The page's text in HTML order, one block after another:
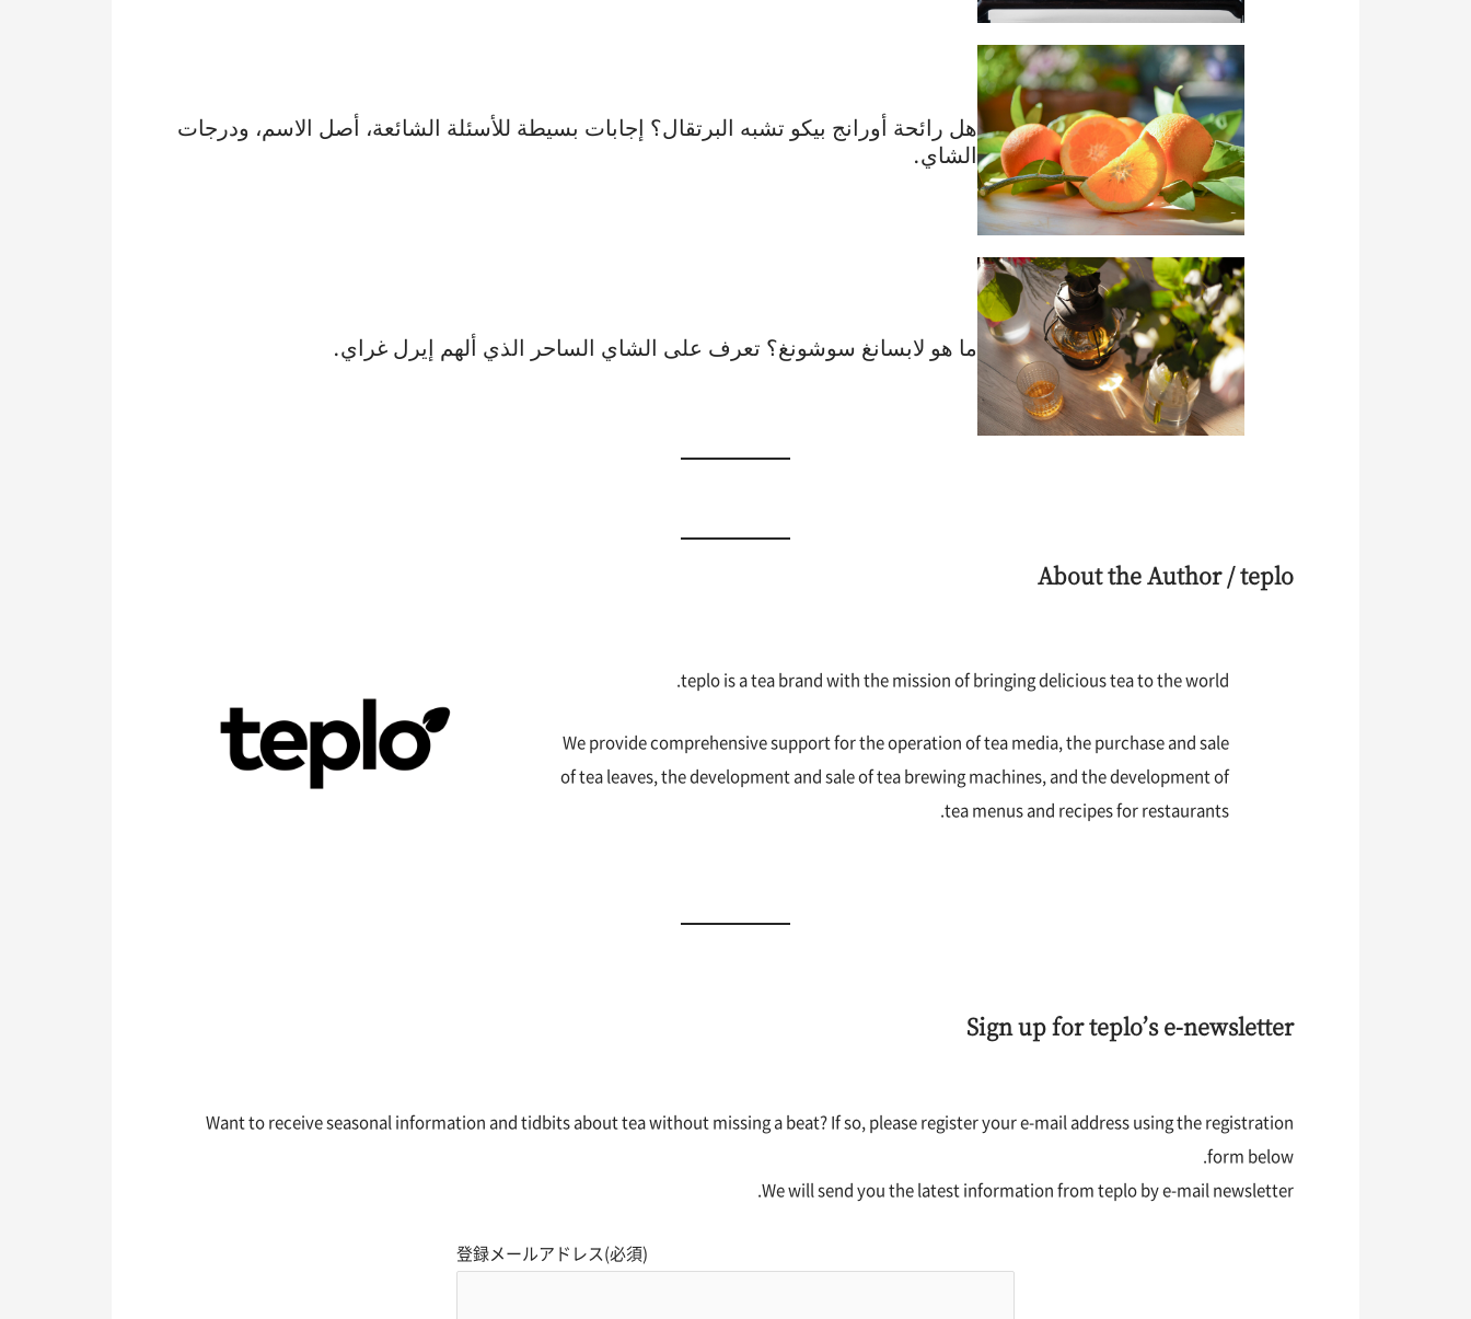
هل رائحة أورانج بيكو تشبه البرتقال؟ إجابات بسيطة للأسئلة الشائعة، أصل الاسم، ودرجات
الشاي.
ما هو لابسانغ سوشونغ؟ تعرف على الشاي الساحر الذي ألهم إيرل غراي.
About the Author / teplo
teplo is a tea brand with the mission of bringing delicious tea to the world.
We provide comprehensive support for the operation of tea media, the purchase and sale
of tea leaves, the development and sale of tea brewing machines, and the development of
tea menus and recipes for restaurants.
Sign up for teplo’s e-newsletter
Want to receive seasonal information and tidbits about tea without missing a beat? If so, please register your e-mail address using the registration
form below.
We will send you the latest information from teplo by e-mail newsletter.
登録メールアドレス(必須)